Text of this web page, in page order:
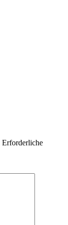
Erforderliche